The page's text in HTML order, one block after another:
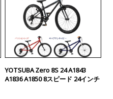
YOTSUBA Zero 8S 24 A1843
A1836 A1850 8スピード 24インチ